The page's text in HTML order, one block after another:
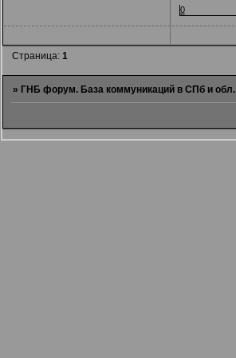
0
Страница: 1
» ГНБ форум. База коммуникаций в СПб и обл.